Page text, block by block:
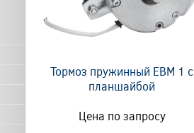
Тормоз пружинный EBM 1 с
планшайбой
Цена по запросу